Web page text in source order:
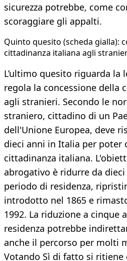
sicurezza potrebbe, come
scoraggiare gli appalti.
Quinto quesito (scheda gialla):
cittadinanza italiana agli
L’ultimo quesito riguarda la
regola la concessione della
agli stranieri. Secondo le
straniero, cittadino di un
dell'Unione Europea, deve
dieci anni in Italia per poter
cittadinanza italiana.
abrogativo è ridurre da
periodo di residenza,
introdotto nel 1865 e
1992. La riduzione a cinque
residenza potrebbe
anche il percorso per molti
Votando Sì di fatto si ritiene